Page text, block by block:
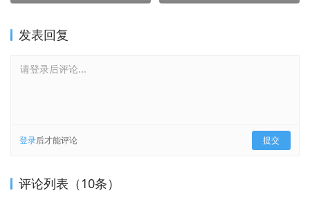
发表回复
请登录后评论...
登录后才能评论 提交
评论列表（10条）